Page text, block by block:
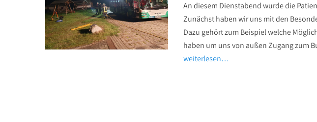
An diesem Dienstabend wurde die
Zunächst haben wir uns mit den
Dazu gehört zum Beispiel welche
haben um uns von außen Zugang zum
weiterlesen…